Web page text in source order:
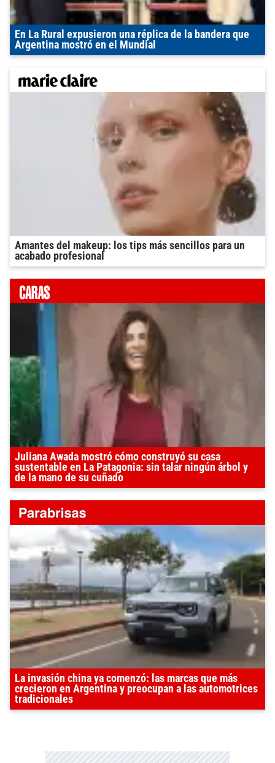
En La Rural expusieron una réplica de la bandera que
Argentina mostró en el Mundial
Amantes del makeup: los tips más sencillos para un
acabado profesional
Juliana Awada mostró cómo construyó su casa
sustentable en La Patagonia: sin talar ningún árbol y
de la mano de su cuñado
La invasión china ya comenzó: las marcas que más
crecieron en Argentina y preocupan a las automotrices
tradicionales